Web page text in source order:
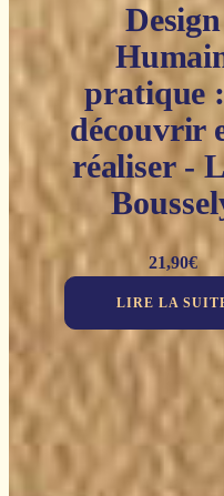
Design
pratique
découvrir
réaliser -
21,90€
LIRE LA